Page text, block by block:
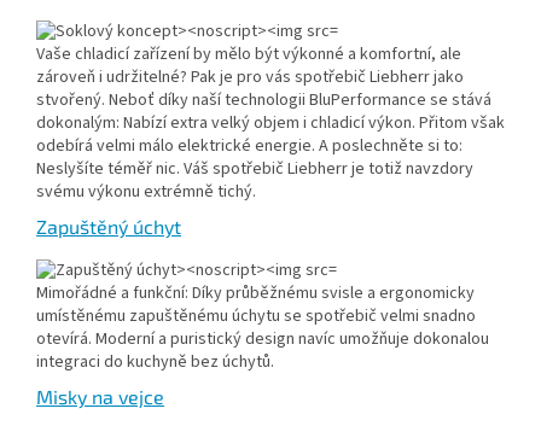
Vaše chladicí zařízení by mělo být výkonné a komfortní, ale
zároveň i udržitelné? Pak je pro vás spotřebič Liebherr jako
stvořený. Neboť díky naší technologii BluPerformance se stává
dokonalým: Nabízí extra velký objem i chladicí výkon. Přitom však
odebírá velmi málo elektrické energie. A poslechněte si to:
Neslyšíte téměř nic. Váš spotřebič Liebherr je totiž navzdory
svému výkonu extrémně tichý.
Zapuštěný úchyt
Mimořádné a funkční: Díky průběžnému svisle a ergonomicky
umístěnému zapuštěnému úchytu se spotřebič velmi snadno
otevírá. Moderní a puristický design navíc umožňuje dokonalou
integraci do kuchyně bez úchytů.
Misky na vejce